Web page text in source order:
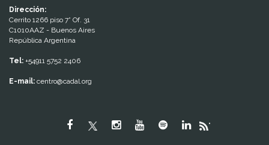
Dirección:
Cerrito 1266 piso 7° Of. 31
C1010AAZ - Buenos Aires
República Argentina
Tel: +54911 5752 2406
E-mail: centro@cadal.org
"